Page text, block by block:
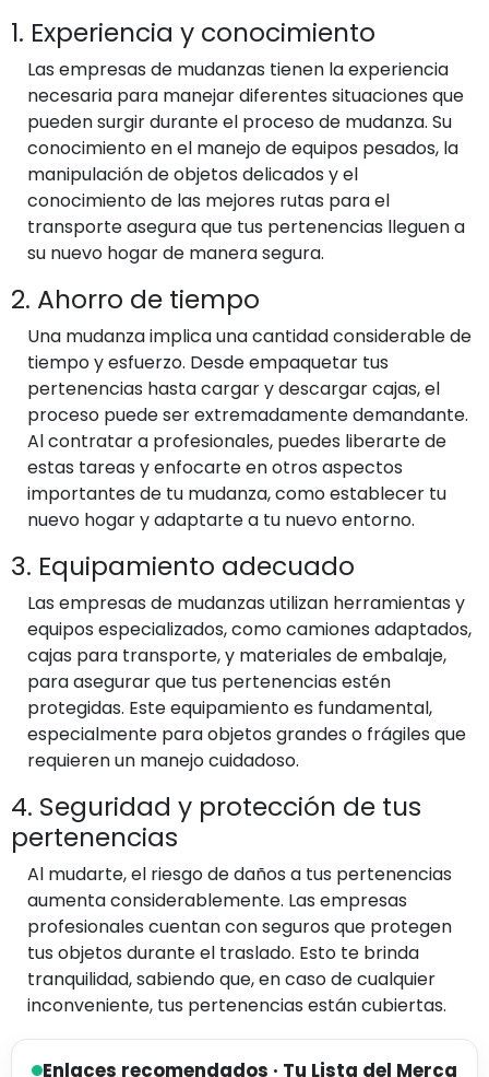
1. Experiencia y conocimiento
Las empresas de mudanzas tienen la experiencia
necesaria para manejar diferentes situaciones que
pueden surgir durante el proceso de mudanza. Su
conocimiento en el manejo de equipos pesados, la
manipulación de objetos delicados y el
conocimiento de las mejores rutas para el
transporte asegura que tus pertenencias lleguen a
su nuevo hogar de manera segura.
2. Ahorro de tiempo
Una mudanza implica una cantidad considerable de
tiempo y esfuerzo. Desde empaquetar tus
pertenencias hasta cargar y descargar cajas, el
proceso puede ser extremadamente demandante.
Al contratar a profesionales, puedes liberarte de
estas tareas y enfocarte en otros aspectos
importantes de tu mudanza, como establecer tu
nuevo hogar y adaptarte a tu nuevo entorno.
3. Equipamiento adecuado
Las empresas de mudanzas utilizan herramientas y
equipos especializados, como camiones adaptados,
cajas para transporte, y materiales de embalaje,
para asegurar que tus pertenencias estén
protegidas. Este equipamiento es fundamental,
especialmente para objetos grandes o frágiles que
requieren un manejo cuidadoso.
4. Seguridad y protección de tus
pertenencias
Al mudarte, el riesgo de daños a tus pertenencias
aumenta considerablemente. Las empresas
profesionales cuentan con seguros que protegen
tus objetos durante el traslado. Esto te brinda
tranquilidad, sabiendo que, en caso de cualquier
inconveniente, tus pertenencias están cubiertas.
Enlaces recomendados · Tu Lista del Merca